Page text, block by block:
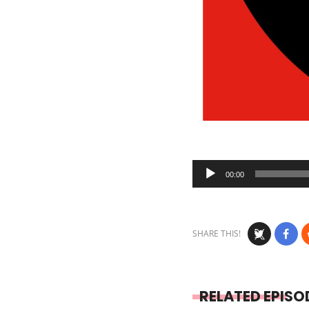
Audio
Player
00:00
SHARE THIS!
RELATED